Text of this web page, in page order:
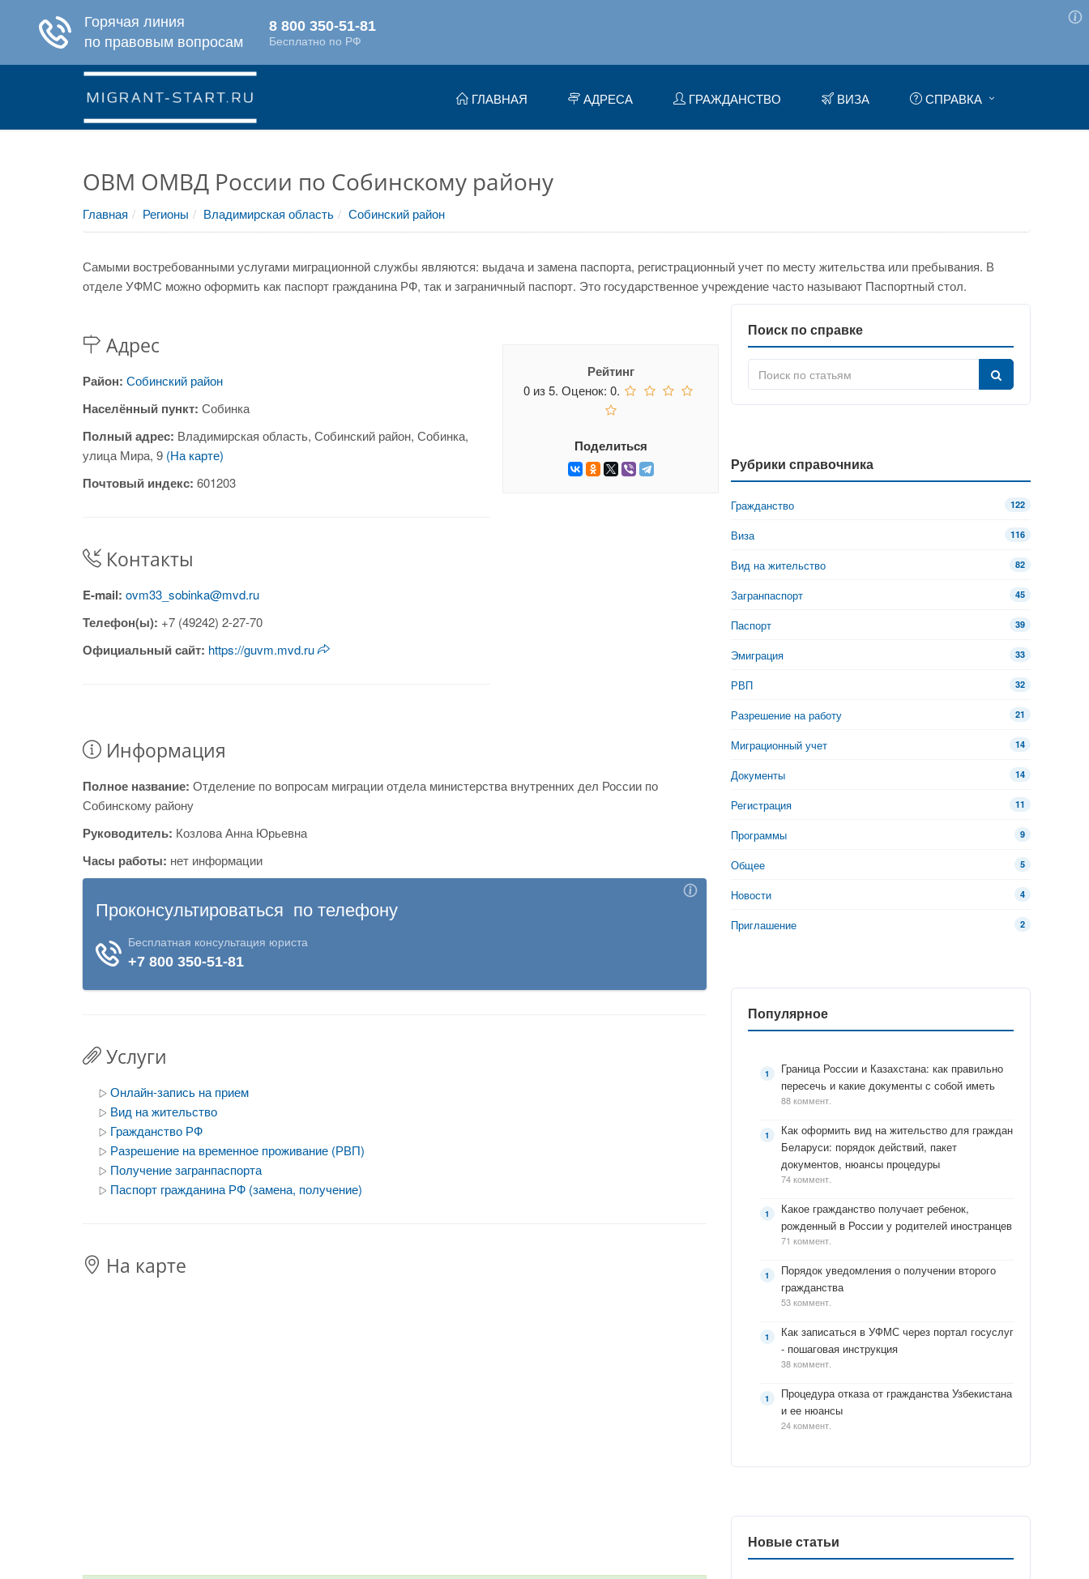
ГЛАВНАЯ АДРЕСА ГРАЖДАНСТВО ВИЗА СПРАВКА
ОВМ ОМВД России по Собинскому району
Главная Регионы Владимирская область Собинский район
Самыми востребованными услугами миграционной службы являются: выдача и замена паспорта, регистрационный учет по месту жительства или пребывания. В
отделе УФМС можно оформить как паспорт гражданина РФ, так и заграничный паспорт. Это государственное учреждение часто называют Паспортный стол.
Адрес
Район: Собинский район
Населённый пункт: Собинка
Полный адрес: Владимирская область, Собинский район, Собинка,
улица Мира, 9 (На карте)
Почтовый индекс: 601203
Контакты
E-mail: ovm33_sobinka@mvd.ru
Телефон(ы): +7 (49242) 2-27-70
Официальный сайт: https://guvm.mvd.ru
Рейтинг
0из5. Оценок: 0.
Поделиться
Информация
Полное название: Отделение по вопросам миграции отдела министерства внутренних дел России по
Собинскому району
Руководитель: Козлова Анна Юрьевна
Часы работы: нет информации
Услуги
Онлайн-запись на прием
Вид на жительство
Гражданство РФ
Разрешение на временное проживание (РВП)
Получение загранпаспорта
Паспорт гражданина РФ (замена, получение)
На карте
Поиск по справке
Рубрики справочника
Гражданство 122
Виза 116
Вид на жительство 82
Загранпаспорт 45
Паспорт 39
Эмиграция 33
РВП 32
Разрешение на работу 21
Миграционный учет 14
Документы 14
Регистрация 11
Программы 9
Общее 5
Новости 4
Приглашение 2
Популярное
Граница России и Казахстана: как правильно
пересечь и какие документы с собой иметь
88 коммент.
Как оформить вид на жительство для граждан
Беларуси: порядок действий, пакет
документов, нюансы процедуры
74 коммент.
Какое гражданство получает ребенок,
рожденный в России у родителей иностранцев
71 коммент.
Порядок уведомления о получении второго
гражданства
53 коммент.
Как записаться в УФМС через портал госуслуг
- пошаговая инструкция
38 коммент.
Процедура отказа от гражданства Узбекистана
и ее нюансы
24 коммент.
Новые статьи